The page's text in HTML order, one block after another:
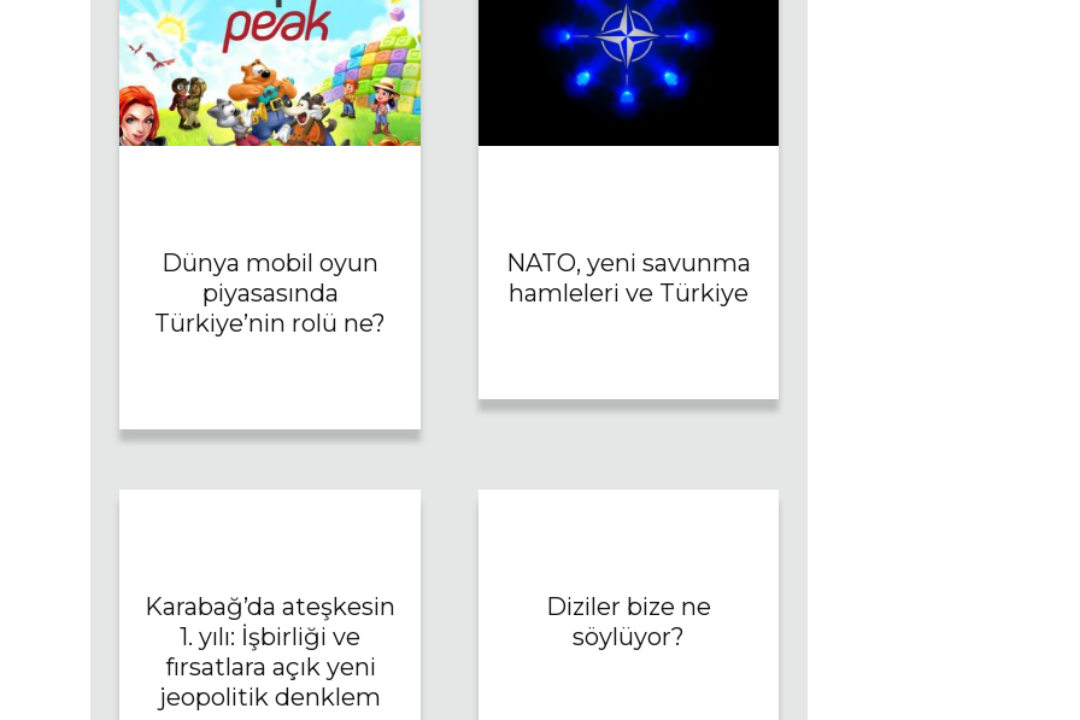
Dünya mobil oyun
piyasasında
Türkiye’nin rolü ne?
NATO, yeni savunma
hamleleri ve Türkiye
Karabağ’da ateşkesin
1. yılı: İşbirliği ve
fırsatlara açık yeni
jeopolitik denklem
Diziler bize ne
söylüyor?